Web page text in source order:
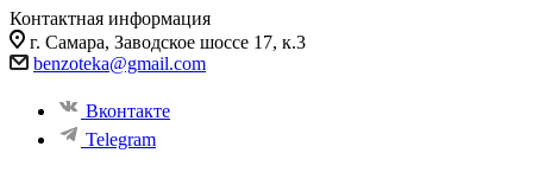
Контактная информация
г. Самара, Заводское шоссе 17, к.3
benzoteka@gmail.com
Вконтакте
Telegram